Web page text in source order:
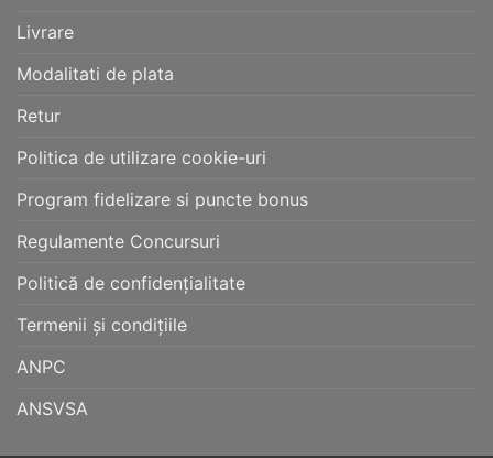
Livrare
Modalitati de plata
Retur
Politica de utilizare cookie-uri
Program fidelizare si puncte bonus
Regulamente Concursuri
Politică de confidențialitate
Termenii și condițiile
ANPC
ANSVSA